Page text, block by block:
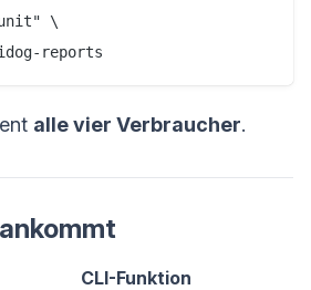
\
reports
alle vier Verbraucher.
CLI-Funktion